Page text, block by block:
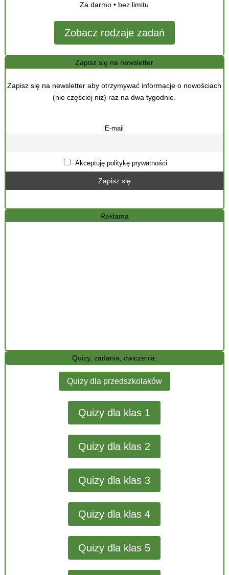
Za darmo • bez limitu
Zobacz rodzaje zadań
Zapisz się na newsletter
Zapisz się na newsletter aby otrzymywać informacje o nowościach
(nie częściej niż) raz na dwa tygodnie.
E-mail
Akceptuję politykę prywatności
Reklama
Quizy, zadania, ćwiczenia:
Quizy dla przedszkolaków
Quizy dla klas 1
Quizy dla klas 2
Quizy dla klas 3
Quizy dla klas 4
Quizy dla klas 5